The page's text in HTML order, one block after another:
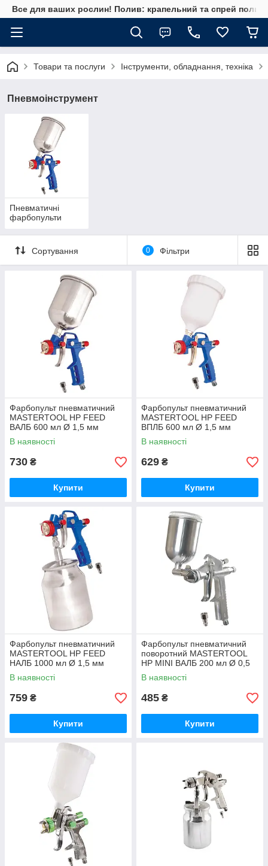
Все для ваших рослин! Полив: крапельний та спрей полив,
Товари та послуги Інструменти, обладнання, техніка
Пневмоінструмент
Пневматичні
фарбопульти
Сортування 0 Фільтри
Фарбопульт пневматичний
MASTERTOOL HP FEED
ВАЛБ 600 мл Ø 1,5 мм
круглий/плоский факел 120-
170 л/хв 3,5-5 бар
В наявності
730 ₴
Купити
Фарбопульт пневматичний
MASTERTOOL HP FEED
ВПЛБ 600 мл Ø 1,5 мм
круглий/плоский факел 120-
170 л/хв 3,5-5 бар
В наявності
629 ₴
Купити
Фарбопульт пневматичний
MASTERTOOL HP FEED
НАЛБ 1000 мл Ø 1,5 мм
круглий/плоский факел 160-
220 л/хв 3,5-5 бар
В наявності
759 ₴
Купити
Фарбопульт пневматичний
поворотний MASTERTOOL
HP MINI ВАЛБ 200 мл Ø 0,5
мм круглий факел 60-90 л/хв
2,5-4,0 бар
В наявності
485 ₴
Купити